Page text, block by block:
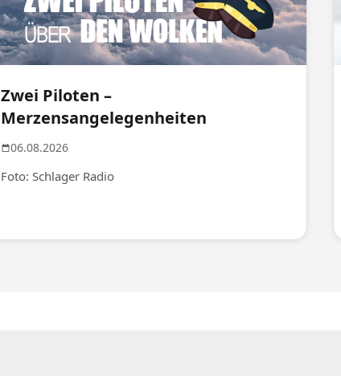
Zwei Piloten –
Merzensangelegenheiten
06.08.2026
Foto: Schlager Radio